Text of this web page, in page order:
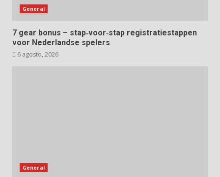
General
7 gear bonus – stap‑voor‑stap registratiestappen
voor Nederlandse spelers
6 agosto, 2026
General